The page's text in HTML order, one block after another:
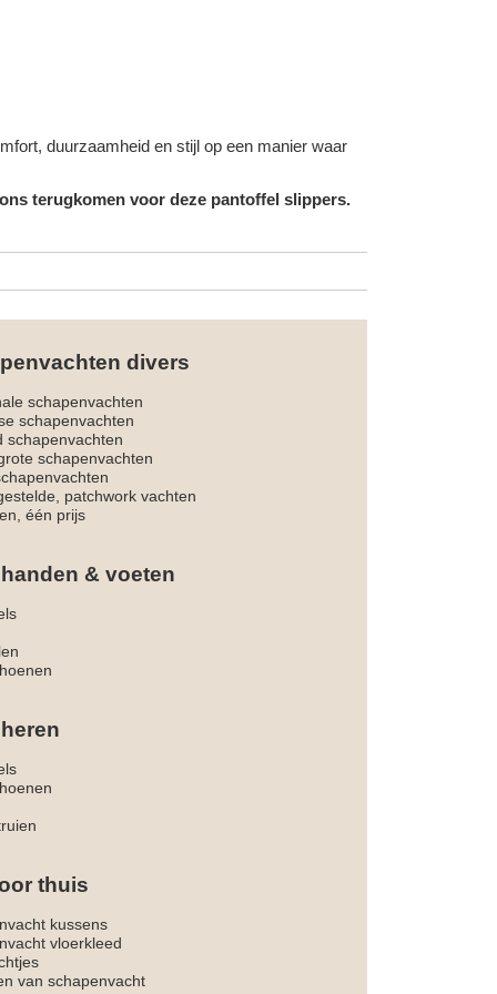
duurzaamheid en stijl op een manier waar
terugkomen voor deze pantoffel slippers.
divers
schapenvachten
schapenvachten
schapenvachten
schapenvachten
patchwork vachten
één prijs
& voeten
thuis
kussens
vloerkleed
van schapenvacht